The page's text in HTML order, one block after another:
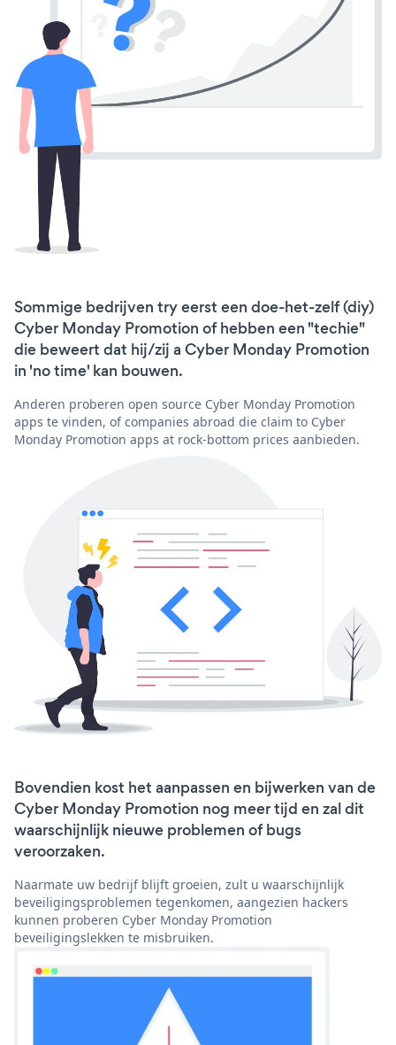
Sommige bedrijven try eerst een doe-het-zelf (diy)
Cyber Monday Promotion of hebben een "techie"
die beweert dat hij/zij a Cyber Monday Promotion
in 'no time' kan bouwen.
Anderen proberen open source Cyber Monday Promotion
apps te vinden, of companies abroad die claim to Cyber
Monday Promotion apps at rock-bottom prices aanbieden.
Bovendien kost het aanpassen en bijwerken van de
Cyber Monday Promotion nog meer tijd en zal dit
waarschijnlijk nieuwe problemen of bugs
veroorzaken.
Naarmate uw bedrijf blijft groeien, zult u waarschijnlijk
beveiligingsproblemen tegenkomen, aangezien hackers
kunnen proberen Cyber Monday Promotion
beveiligingslekken te misbruiken.